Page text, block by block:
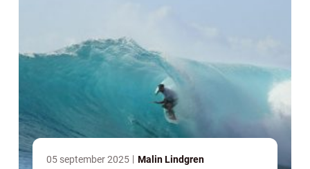
05 september 2025 Malin Lindgren